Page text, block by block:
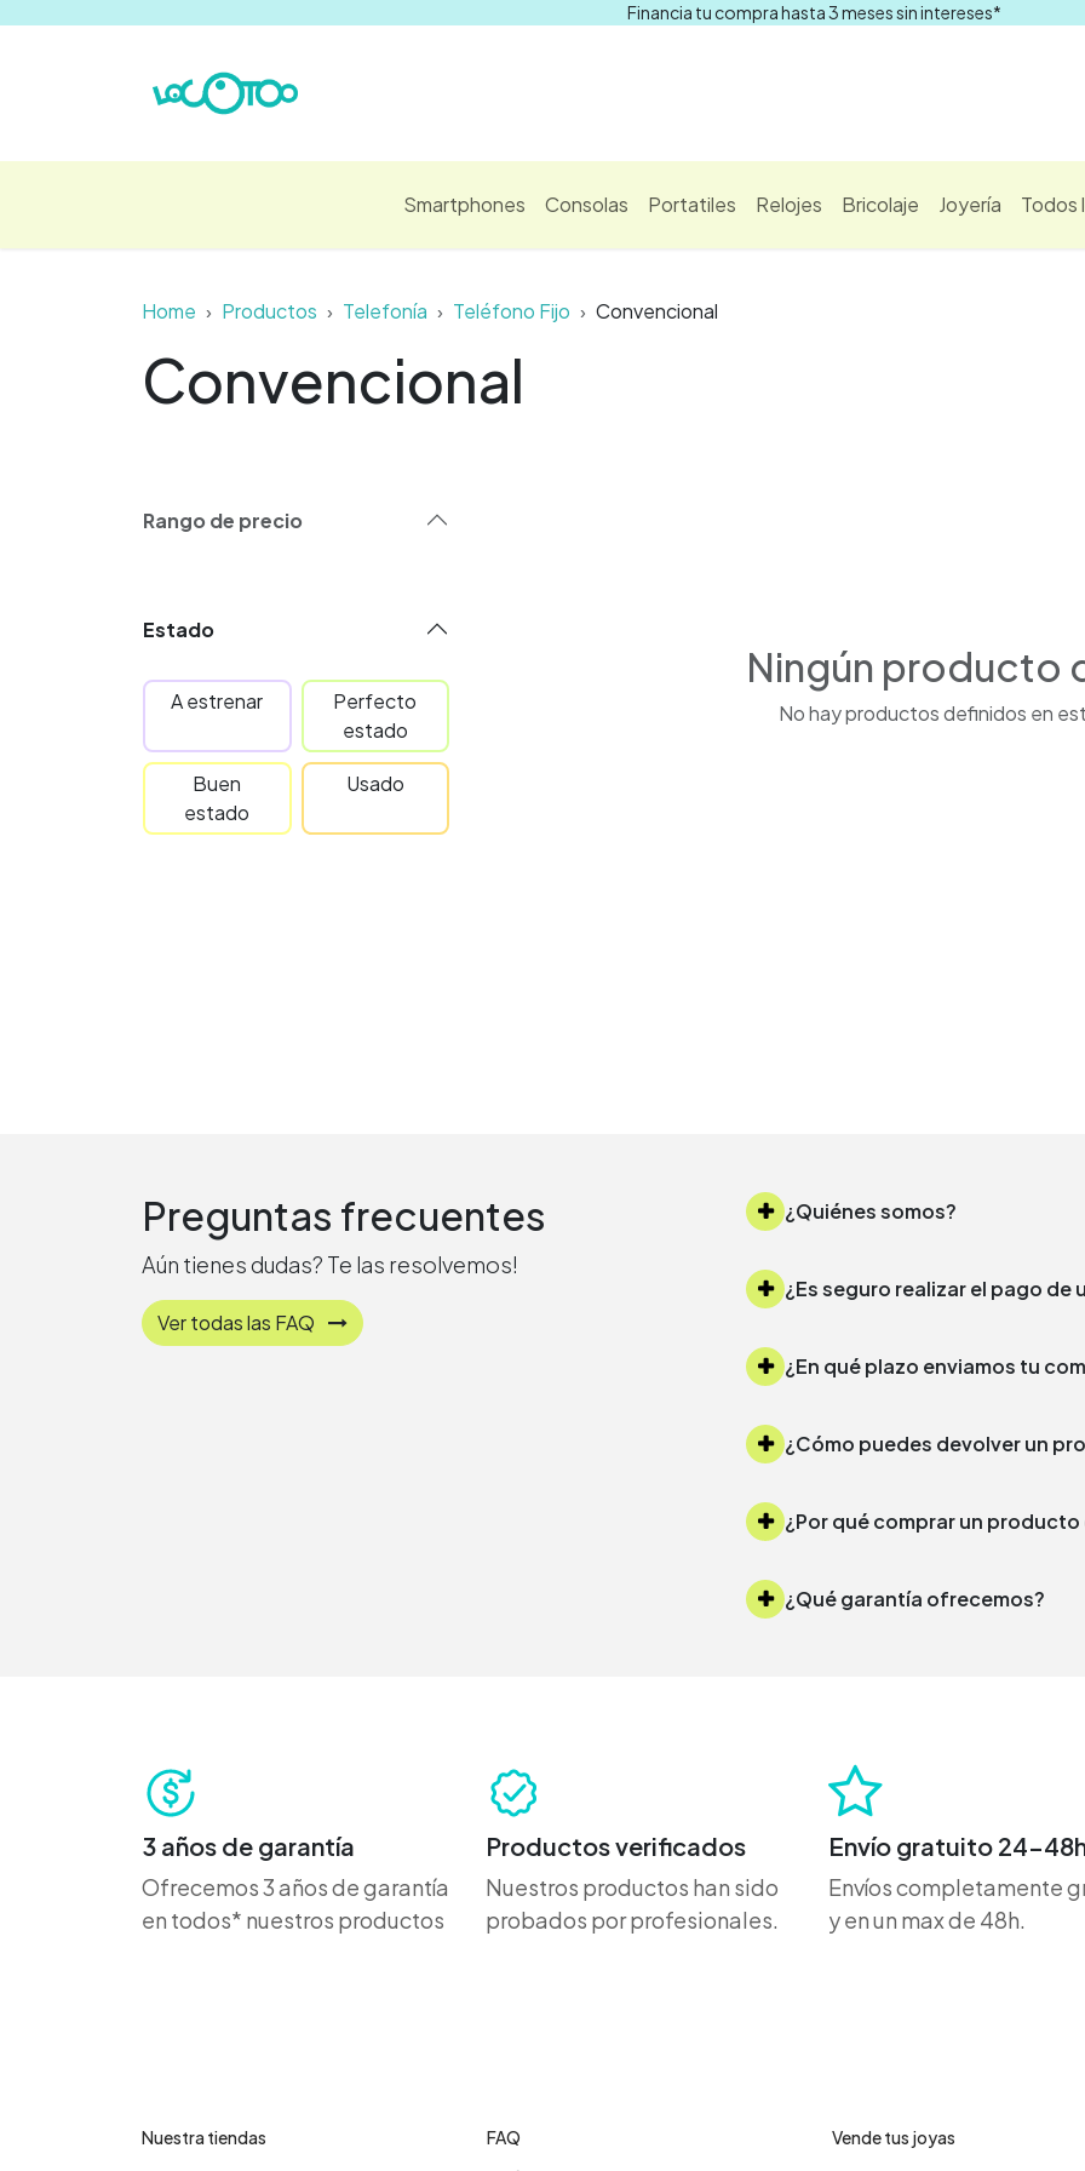
Financia tu compra hasta 3 meses sin intereses*
Smartphones Consolas Portatiles Relojes Bricolaje Joyería Todos
Home Productos Telefonía Teléfono Fijo Convencional
Convencional
Rango de precio
Estado
A estrenar
Perfecto
estado
Buen
estado
Usado
Ningún producto
No hay productos definidos en
Preguntas frecuentes
Aún tienes dudas? Te las resolvemos!
Ver todas las FAQ
¿Quiénes somos?
¿Es seguro realizar el pago
¿Cómo puedes devolver un
¿Por qué comprar un
¿Qué garantía ofrecemos?
3 años de garantía
Ofrecemos 3 años de garantía
en todos* nuestros productos
Productos verificados
Nuestros productos han sido
probados por profesionales.
Envío gratuito 24-
Envíos completamente
y en un max de 48h.
Nuestra tiendas
FAQ
Vende tus joyas